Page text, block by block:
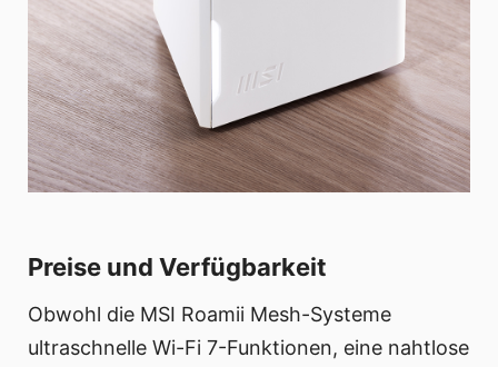
Preise und Verfügbarkeit
Obwohl die MSI Roamii Mesh-Systeme
ultraschnelle Wi-Fi 7-Funktionen, eine nahtlose